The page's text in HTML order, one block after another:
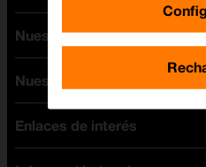
Nuestras tarifas
Tarifas Orange
Tarifas fibra y móvil
Tarifas móviles
Tarifas internet y fibra
Nuestros dispositivos
Ofertas en móviles
iPhone
Enlaces de interés